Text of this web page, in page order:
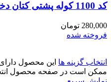
کد 1100 کوله پشتی کتان دخترانه تیراژه
280,000 تومان
فروخته شده
انتخاب گزینه ها این محصول
ممکن است در صفحه محصول